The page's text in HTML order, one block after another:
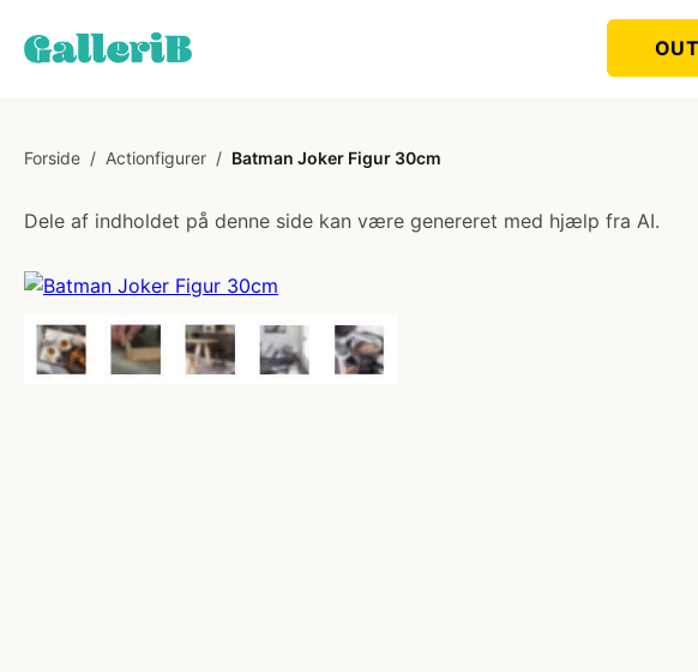
Forside / Actionfigurer / Batman Joker Figur 30cm
Dele af indholdet på denne side kan være genereret med hjælp fra AI.